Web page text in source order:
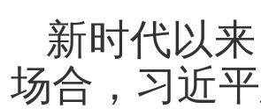
新时代以
场合，习近